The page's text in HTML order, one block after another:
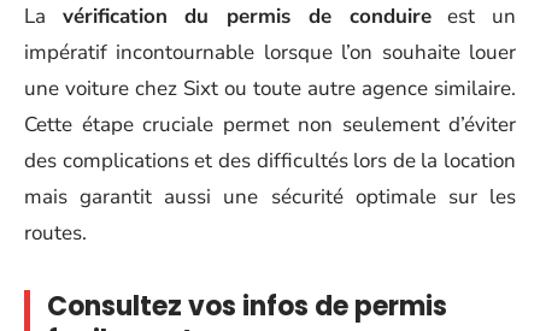
La vérification du permis de conduireest un
impératif incontournable lorsque l’on souhaite louer
une voiture chez Sixt ou toute autre agence similaire.
Cette étape cruciale permet non seulement d’éviter
des complications et des difficultés lors de la location
mais garantit aussi une sécurité optimale sur les
routes.
Consultez vos infos de permis